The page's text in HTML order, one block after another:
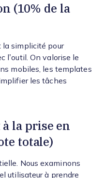
(10% de la
la simplicité pour
l’outil. On valorise le
mobiles, les templates
les tâches
la prise en
totale)
Nous examinons
utilisateur à prendre